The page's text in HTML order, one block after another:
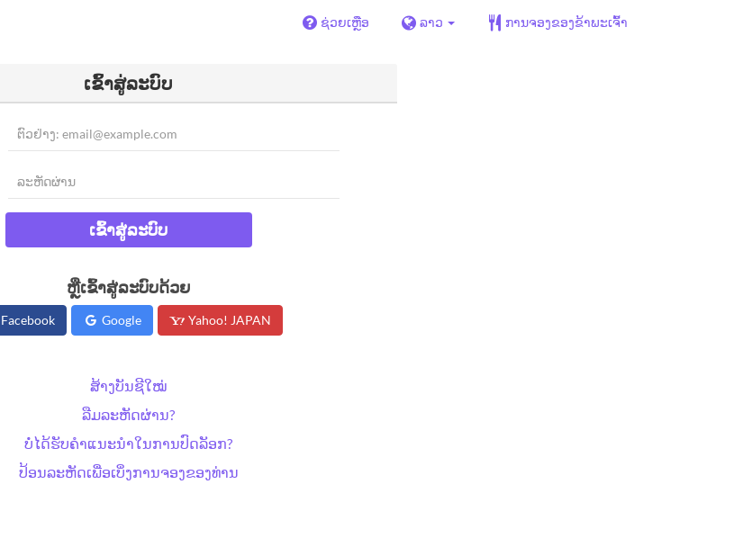
ຊ່ວຍເຫຼືອ ລາວ ການຈອງຂອງຂ້າພະເຈົ້າ
ເຂົ້າສູ່ລະບົບ
ເຂົ້າສູ່ລະບົບ
ຫຼືເຂົ້າສູ່ລະບົບດ້ວຍ
Facebook Google Yahoo! JAPAN
ສ້າງບັນຊີໃໝ່
ລືມລະຫັດຜ່ານ?
ບໍ່ໄດ້ຮັບຄຳແນະນຳໃນການປົດລັອກ?
ປ້ອນລະຫັດເພື່ອເບິ່ງການຈອງຂອງທ່ານ